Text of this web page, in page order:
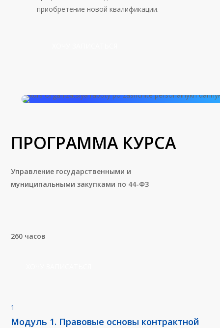
приобретение новой квалификации.
ПРОГРАММА КУРСА
Управление государственными и
муниципальными закупками по 44-ФЗ
260 часов
1
Модуль 1. Правовые основы контрактной